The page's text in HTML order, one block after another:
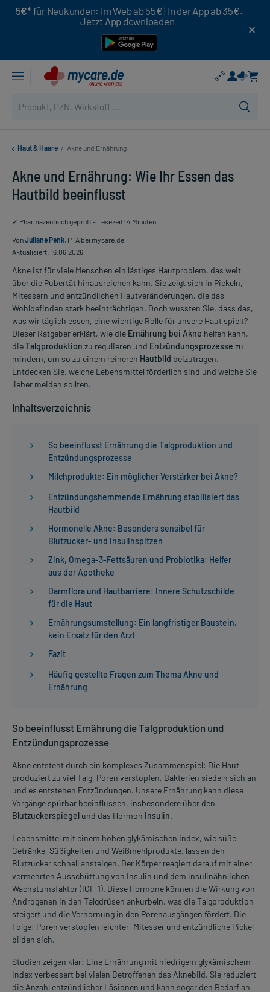
5€* für Neukunden: Im Web ab 55€ | In der App ab 35€.
Jetzt App downloaden
Haut & Haare / Akne und Ernährung
Akne und Ernährung: Wie Ihr Essen das
Hautbild beeinflusst
✓ Pharmazeutisch geprüft - Lesezeit: 4 Minuten
VonJuliane Penk, PTA bei mycare.de
Aktualisiert: 16.06.2026
Akne ist für viele Menschen ein lästiges Hautproblem, das weit
über die Pubertät hinausreichen kann. Sie zeigt sich in Pickeln,
Mitessern und entzündlichen Hautveränderungen, die das
Wohlbefinden stark beeinträchtigen. Doch wussten Sie, dass das,
was wir täglich essen, eine wichtige Rolle für unsere Haut spielt?
Dieser Ratgeber erklärt, wie die Ernährung bei Akne helfen kann,
dieTalgproduktion zu regulieren und Entzündungsprozesse zu
mindern, um so zu einem reineren Hautbild beizutragen.
Entdecken Sie, welche Lebensmittel förderlich sind und welche Sie
lieber meiden sollten.
Inhaltsverzeichnis
So beeinflusst Ernährung die Talgproduktion und
Entzündungsprozesse
Milchprodukte: Ein möglicher Verstärker bei Akne?
Entzündungshemmende Ernährung stabilisiert das
Hautbild
Hormonelle Akne: Besonders sensibel für
Blutzucker- und Insulinspitzen
Zink, Omega-3-Fettsäuren und Probiotika: Helfer
aus der Apotheke
Darmflora und Hautbarriere: Innere Schutzschilde
für die Haut
Ernährungsumstellung: Ein langfristiger Baustein,
kein Ersatz für den Arzt
Fazit
Häufig gestellte Fragen zum Thema Akne und
Ernährung
So beeinflusst Ernährung die Talgproduktion und
Entzündungsprozesse
Akne entsteht durch ein komplexes Zusammenspiel: Die Haut
produziert zu viel Talg, Poren verstopfen, Bakterien siedeln sich an
und es entstehen Entzündungen. Unsere Ernährung kann diese
Vorgänge spürbar beeinflussen, insbesondere über den
Blutzuckerspiegel und das Hormon Insulin.
Lebensmittel mit einem hohen glykämischen Index, wie süße
Getränke, Süßigkeiten und Weißmehlprodukte, lassen den
Blutzucker schnell ansteigen. Der Körper reagiert darauf mit einer
vermehrten Ausschüttung von Insulin und dem insulinähnlichen
Wachstumsfaktor (IGF-1). Diese Hormone können die Wirkung von
Androgenen in den Talgdrüsen ankurbeln, was die Talgproduktion
steigert und die Verhornung in den Porenausgängen fördert. Die
Folge: Poren verstopfen leichter, Mitesser und entzündliche Pickel
bilden sich.
Studien zeigen klar: Eine Ernährung mit niedrigem glykämischem
Index verbessert bei vielen Betroffenen das Aknebild. Sie reduziert
die Anzahl entzündlicher Läsionen und kann sogar den Bedarf an